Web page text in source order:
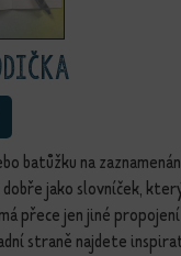
batůžku na
dobře jako slovníček,
přece jen jiné
straně najdete